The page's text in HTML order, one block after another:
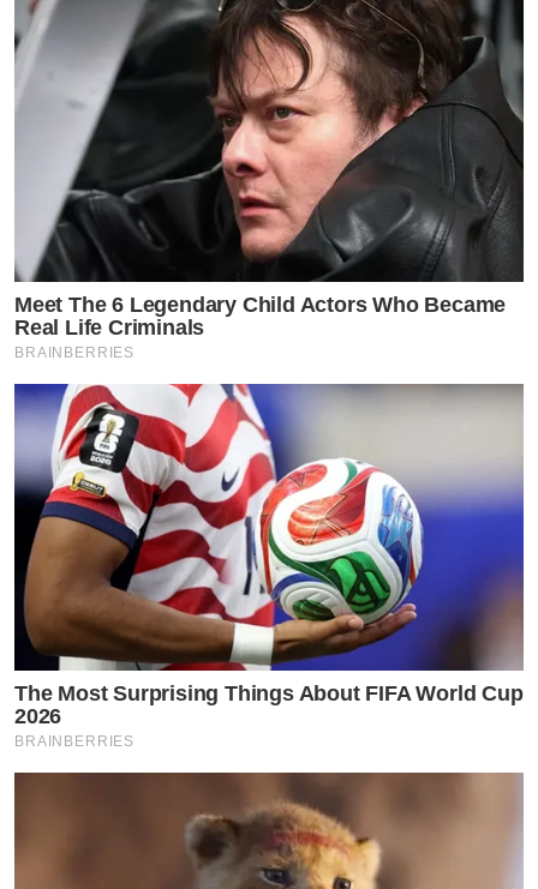
Meet The 6 Legendary Child Actors Who Became
Real Life Criminals
BRAINBERRIES
The Most Surprising Things About FIFA World Cup
2026
BRAINBERRIES